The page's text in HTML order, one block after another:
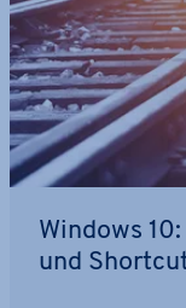
Windows
und